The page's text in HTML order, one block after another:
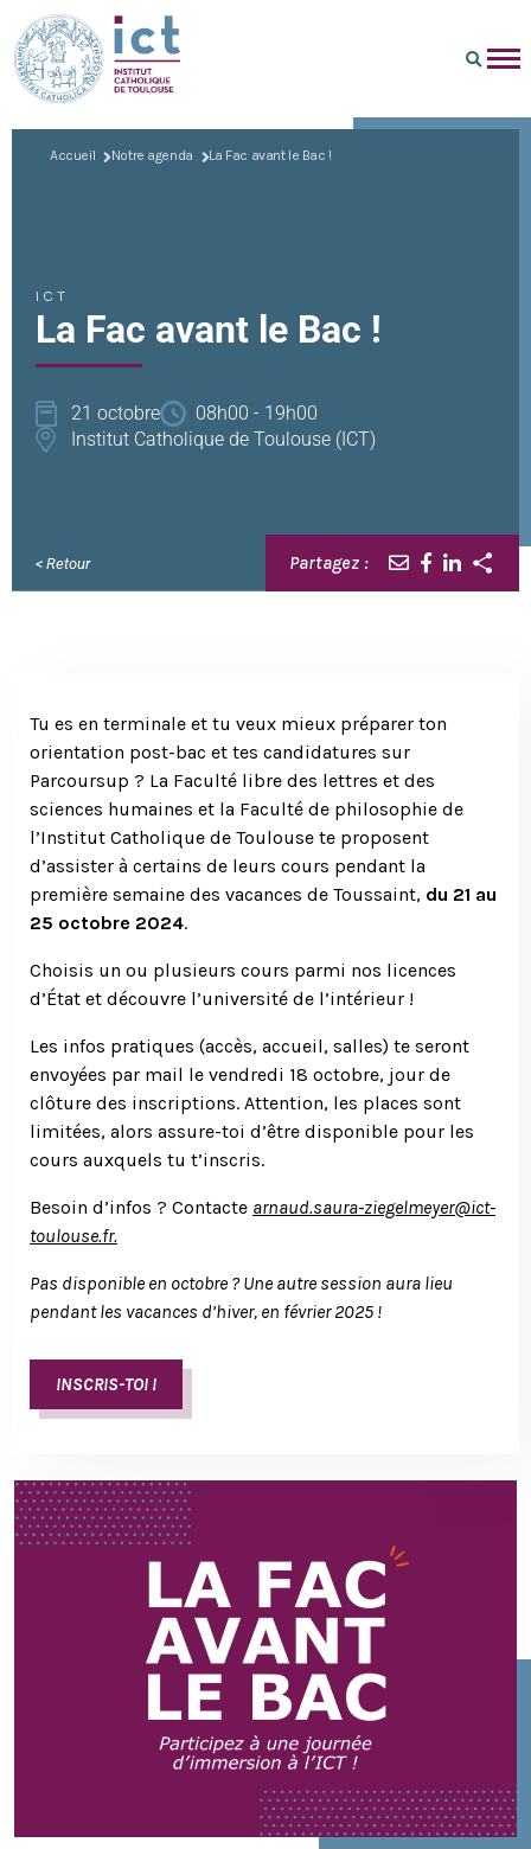
Accueil Notre agenda La Fac avant le Bac !
ICT
La Fac avant le Bac !
21 octobre
08h00 - 19h00
Institut Catholique de Toulouse (ICT)
< Retour Partagez :
Tu es en terminale et tu veux mieux préparer ton
orientation post-bac et tes candidatures sur
Parcoursup ? La Faculté libre des lettres et des
sciences humaines et la Faculté de philosophie de
l’Institut Catholique de Toulouse te proposent
d’assister à certains de leurs cours pendant la
première semaine des vacances de Toussaint, du 21 au
25 octobre 2024.
Choisis un ou plusieurs cours parmi nos licences
d’État et découvre l’université de l’intérieur !
Les infos pratiques (accès, accueil, salles) te seront
envoyées par mail le vendredi 18 octobre, jour de
clôture des inscriptions. Attention, les places sont
limitées, alors assure-toi d’être disponible pour les
cours auxquels tu t’inscris.
Besoin d’infos ? Contacte arnaud.saura-ziegelmeyer@ict-
toulouse.fr.
Pas disponible en octobre ? Une autre session aura lieu
pendant les vacances d’hiver, en février 2025 !
INSCRIS-TOI !